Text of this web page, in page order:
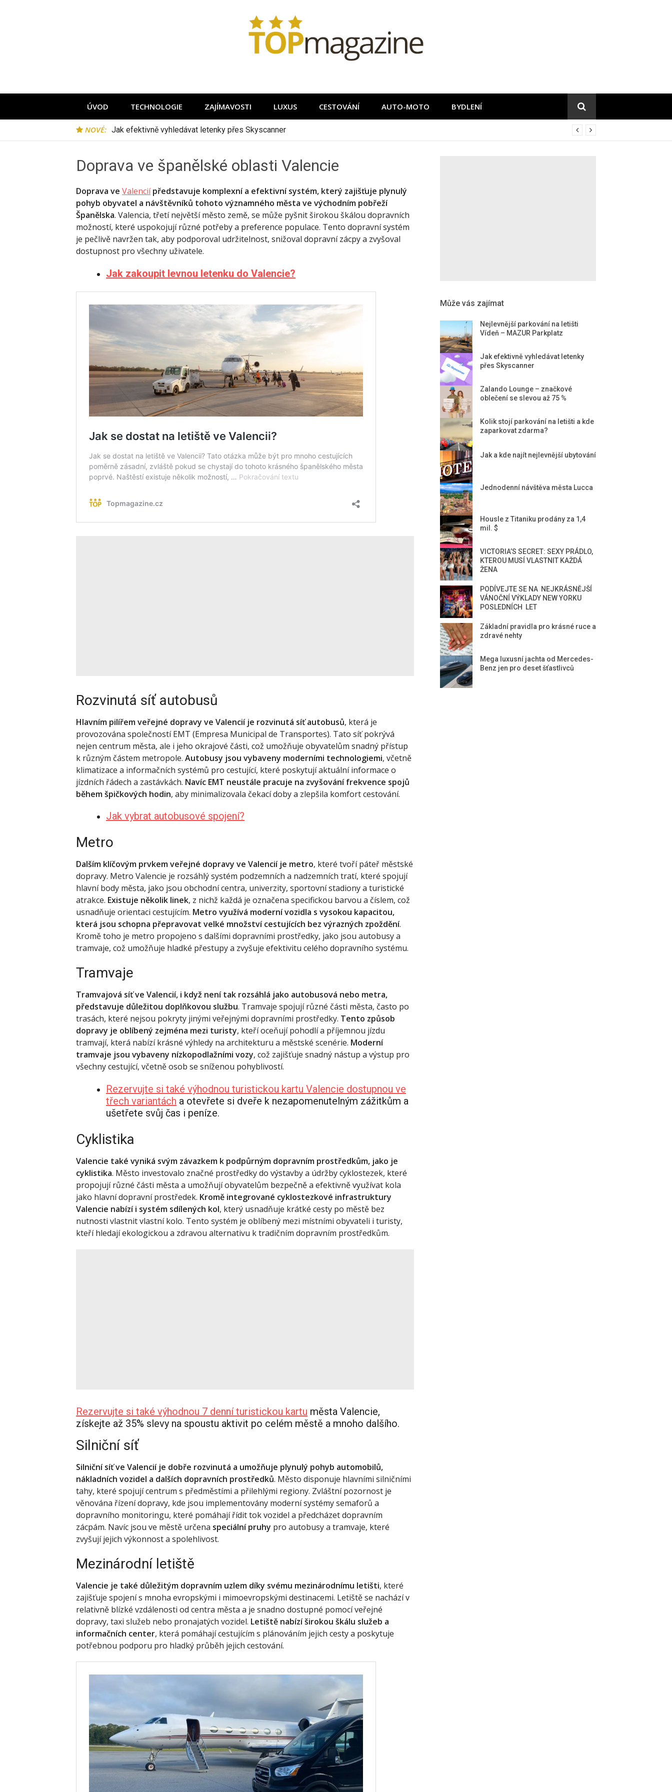
ÚVOD TECHNOLOGIE ZAJÍMAVOSTI LUXUS CESTOVÁNÍ AUTO-MOTO BYDLENÍ
NOVÉ: Jak efektivně vyhledávat letenky přes Skyscanner
Doprava ve španělské oblasti Valencie
Doprava ve Valencií představuje komplexní a efektivní systém, který zajišťuje plynulý
pohyb obyvatel a návštěvníků tohoto významného města ve východním pobřeží
Španělska. Valencia, třetí největší město země, se může pyšnit širokou škálou dopravních
možností, které uspokojují různé potřeby a preference populace. Tento dopravní systém
je pečlivě navržen tak, aby podporoval udržitelnost, snižoval dopravní zácpy a zvyšoval
dostupnost pro všechny uživatele.
Jak zakoupit levnou letenku do Valencie?
Rozvinutá síť autobusů
Hlavním pilířem veřejné dopravy ve Valencií je rozvinutá síť autobusů, která je
provozována společností EMT (Empresa Municipal de Transportes). Tato síť pokrývá
nejen centrum města, ale i jeho okrajové části, což umožňuje obyvatelům snadný přístup
k různým částem metropole. Autobusy jsou vybaveny moderními technologiemi, včetně
klimatizace a informačních systémů pro cestující, které poskytují aktuální informace o
jízdních řádech a zastávkách. Navíc EMT neustále pracuje na zvyšování frekvence spojů
během špičkových hodin, aby minimalizovala čekací doby a zlepšila komfort cestování.
Jak vybrat autobusové spojení?
Metro
Dalším klíčovým prvkem veřejné dopravy ve Valencií je metro, které tvoří páteř městské
dopravy. Metro Valencie je rozsáhlý systém podzemních a nadzemních tratí, které spojují
hlavní body města, jako jsou obchodní centra, univerzity, sportovní stadiony a turistické
atrakce. Existuje několik linek, z nichž každá je označena specifickou barvou a číslem, což
usnadňuje orientaci cestujícím. Metro využívá moderní vozidla s vysokou kapacitou,
která jsou schopna přepravovat velké množství cestujících bez výrazných zpoždění.
Kromě toho je metro propojeno s dalšími dopravními prostředky, jako jsou autobusy a
tramvaje, což umožňuje hladké přestupy a zvyšuje efektivitu celého dopravního systému.
Tramvaje
Tramvajová síť ve Valencií, i když není tak rozsáhlá jako autobusová nebo metra,
představuje důležitou doplňkovou službu. Tramvaje spojují různé části města, často po
trasách, které nejsou pokryty jinými veřejnými dopravními prostředky. Tento způsob
dopravy je oblíbený zejména mezi turisty, kteří oceňují pohodlí a příjemnou jízdu
tramvají, která nabízí krásné výhledy na architekturu a městské scenérie. Moderní
tramvaje jsou vybaveny nízkopodlažními vozy, což zajišťuje snadný nástup a výstup pro
všechny cestující, včetně osob se sníženou pohyblivostí.
Rezervujte si také výhodnou turistickou kartu Valencie dostupnou ve
třech variantách a otevřete si dveře k nezapomenutelným zážitkům a
ušetřete svůj čas i peníze.
Cyklistika
Valencie také vyniká svým závazkem k podpůrným dopravním prostředkům, jako je
cyklistika. Město investovalo značné prostředky do výstavby a údržby cyklostezek, které
propojují různé části města a umožňují obyvatelům bezpečně a efektivně využívat kola
jako hlavní dopravní prostředek. Kromě integrované cyklostezkové infrastruktury
Valencie nabízí i systém sdílených kol, který usnadňuje krátké cesty po městě bez
nutnosti vlastnit vlastní kolo. Tento systém je oblíbený mezi místními obyvateli i turisty,
kteří hledají ekologickou a zdravou alternativu k tradičním dopravním prostředkům.
Rezervujte si také výhodnou 7 denní turistickou kartu města Valencie,
získejte až 35% slevy na spoustu aktivit po celém městě a mnoho dalšího.
Silniční síť
Silniční síť ve Valencií je dobře rozvinutá a umožňuje plynulý pohyb automobilů,
nákladních vozidel a dalších dopravních prostředků. Město disponuje hlavními silničními
tahy, které spojují centrum s předměstími a přilehlými regiony. Zvláštní pozornost je
věnována řízení dopravy, kde jsou implementovány moderní systémy semaforů a
dopravního monitoringu, které pomáhají řídit tok vozidel a předcházet dopravním
zácpám. Navíc jsou ve městě určena speciální pruhy pro autobusy a tramvaje, které
zvyšují jejich výkonnost a spolehlivost.
Mezinárodní letiště
Valencie je také důležitým dopravním uzlem díky svému mezinárodnímu letišti, které
zajišťuje spojení s mnoha evropskými i mimoevropskými destinacemi. Letiště se nachází v
relativně blízké vzdálenosti od centra města a je snadno dostupné pomocí veřejné
dopravy, taxi služeb nebo pronajatých vozidel. Letiště nabízí širokou škálu služeb a
informačních center, která pomáhají cestujícím s plánováním jejich cesty a poskytuje
potřebnou podporu pro hladký průběh jejich cestování.
Může vás zajímat
Nejlevnější parkování na letišti
Vídeň – MAZUR Parkplatz
Jak efektivně vyhledávat letenky
přes Skyscanner
Zalando Lounge – značkové
oblečení se slevou až 75 %
Kolik stojí parkování na letišti a kde
zaparkovat zdarma?
Jak a kde najít nejlevnější ubytování
Jednodenní návštěva města Lucca
Housle z Titaniku prodány za 1,4
mil. $
VICTORIA’S SECRET: SEXY PRÁDLO,
KTEROU MUSÍ VLASTNIT KAŽDÁ
ŽENA
PODÍVEJTE SE NA NEJKRÁSNĚJŠÍ
VÁNOČNÍ VÝKLADY NEW YORKU
POSLEDNÍCH LET
Základní pravidla pro krásné ruce a
zdravé nehty
Mega luxusní jachta od Mercedes-
Benz jen pro deset šťastlivců